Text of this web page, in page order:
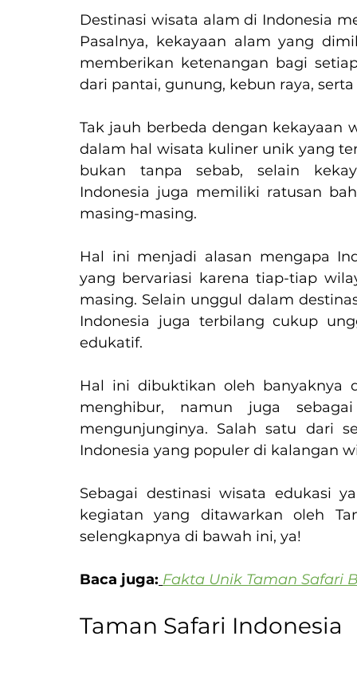
Destinasi wisata alam di Indonesia
Pasalnya, kekayaan alam yang
memberikan ketenangan bagi
dari pantai, gunung, kebun raya,
Tak jauh berbeda dengan kekayaan
dalam hal wisata kuliner unik yang
bukan tanpa sebab, selain
Indonesia juga memiliki ratusan
masing-masing.
Hal ini menjadi alasan mengapa
yang bervariasi karena tiap-tiap
masing. Selain unggul dalam
Indonesia juga terbilang cukup
edukatif.
Hal ini dibuktikan oleh banyaknya
menghibur, namun juga
mengunjunginya. Salah satu dari
Indonesia yang populer di kalangan
Sebagai destinasi wisata edukasi
kegiatan yang ditawarkan oleh
selengkapnya di bawah ini, ya!
Baca juga: Fakta Unik Taman Safari
Taman Safari Indonesia